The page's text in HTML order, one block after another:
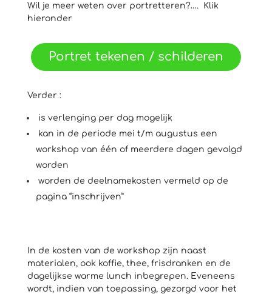
Wil je meer weten over portretteren?…. Klik
hieronder
Portret tekenen / schilderen
Verder :
is verlenging per dag mogelijk
kan in de periode mei t/m augustus een
workshop van één of meerdere dagen gevolgd
worden
worden de deelnamekosten vermeld op de
pagina “inschrijven”
In de kosten van de workshop zijn naast
materialen, ook koffie, thee, frisdranken en de
dagelijkse warme lunch inbegrepen. Eveneens
wordt, indien van toepassing, gezorgd voor het